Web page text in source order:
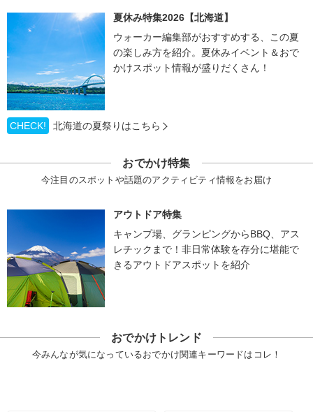
夏休み特集2026【北海道】
ウォーカー編集部がおすすめする、この夏
の楽しみ方を紹介。夏休みイベント＆おで
かけスポット情報が盛りだくさん！
CHECK! 北海道の夏祭りはこちら
おでかけ特集
今注目のスポットや話題のアクティビティ情報をお届け
アウトドア特集
キャンプ場、グランピングからBBQ、アス
レチックまで！非日常体験を存分に堪能で
きるアウトドアスポットを紹介
おでかけトレンド
今みんなが気になっているおでかけ関連キーワードはコレ！